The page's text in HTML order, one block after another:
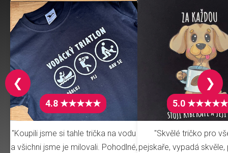
4.8 ★★★★★
"Koupili jsme si tahle trička na vodu
a všichni jsme je milovali. Pohodlné,
5.0 ★★★★★
"Skvělé tričko pro
pejskaře, vypadá
❮ ❯